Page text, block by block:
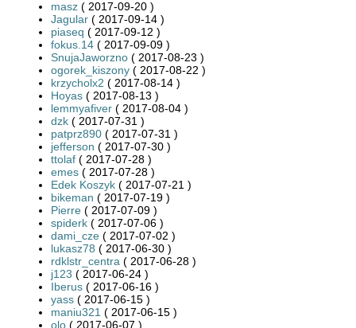
masz ( 2017-09-20 )
Jagular ( 2017-09-14 )
piaseq ( 2017-09-12 )
fokus.14 ( 2017-09-09 )
SnujaJaworzno ( 2017-08-23 )
ogorek_kiszony ( 2017-08-22 )
krzycholx2 ( 2017-08-14 )
Hoyas ( 2017-08-13 )
lemmyafiver ( 2017-08-04 )
dzk ( 2017-07-31 )
patprz890 ( 2017-07-31 )
jefferson ( 2017-07-30 )
ttolaf ( 2017-07-28 )
emes ( 2017-07-28 )
Edek Koszyk ( 2017-07-21 )
bikeman ( 2017-07-19 )
Pierre ( 2017-07-09 )
spiderk ( 2017-07-06 )
dami_cze ( 2017-07-02 )
lukasz78 ( 2017-06-30 )
rdklstr_centra ( 2017-06-28 )
j123 ( 2017-06-24 )
Iberus ( 2017-06-16 )
yass ( 2017-06-15 )
maniu321 ( 2017-06-15 )
olo ( 2017-06-07 )